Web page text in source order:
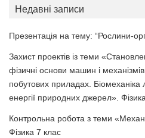
Недавні записи
Презентація на тему: “Рослини-
Захист проектів із теми
фізичні основи машин і
побутових приладах.
енергії природних джерел».
Контрольна робота з теми
Фізика 7 клас